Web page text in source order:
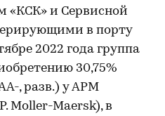
«КСК» и Сервисной
в порту
2022 года группа
30,75%
, разв.) у APM
Moller-Maersk), в